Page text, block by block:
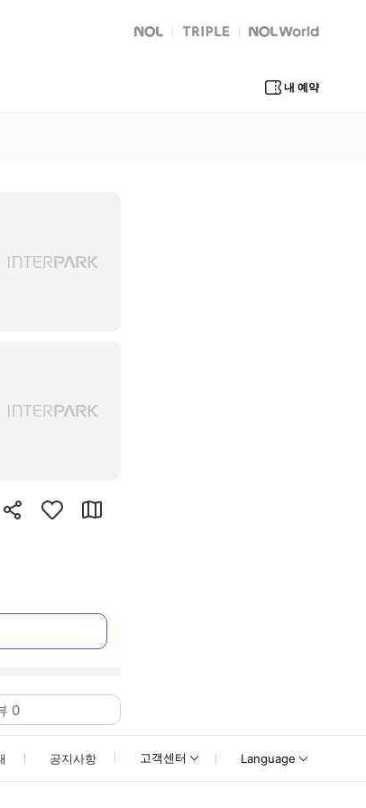
NOL
트리플 Global Interpark
내 예약
0
공지사항 고객센터 Language